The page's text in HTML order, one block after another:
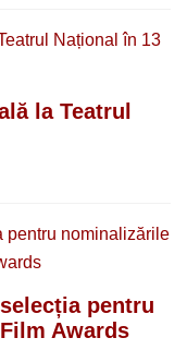
la Teatrul
pentru
Awards